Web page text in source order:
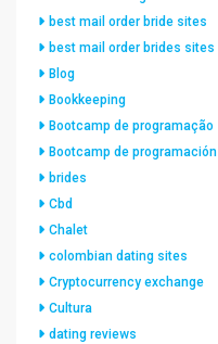
best mail order bride sites
best mail order brides sites
Blog
Bookkeeping
Bootcamp de programação
Bootcamp de programación
brides
Cbd
Chalet
colombian dating sites
Cryptocurrency exchange
Cultura
dating reviews